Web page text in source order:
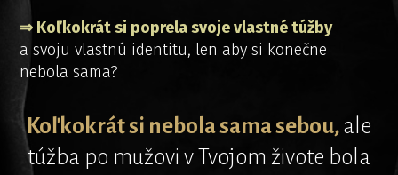
⇒ Koľkokrát si poprela svoje vlastné túžby
a svoju vlastnú identitu, len aby si konečne
nebola sama?
Koľkokrát si nebola sama sebou,ale
túžba po mužovi v Tvojom živote bola